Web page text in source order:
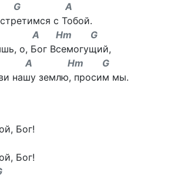
A
с Тобой.
Hm G
о, Бог Всемогущий,
Hm G
нашу землю, просим мы.
Бог!
Бог!